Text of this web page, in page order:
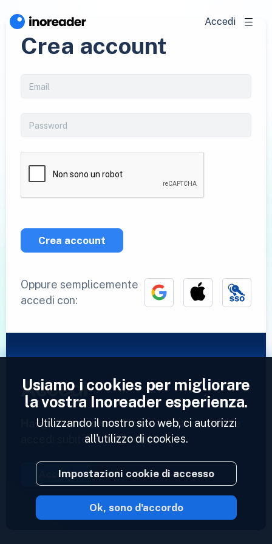
Accedi
Crea account
Crea account
Oppure semplicemente
accedi con:
Accedi
Hai già un account?Inserisci il tuo profilo e
accedi subito ai tuoi feed.
Accedi
2023 © Inoreader
Usiamo i cookies per migliorare
la vostra Inoreader esperienza.
Utilizzando il nostro sito web, ci autorizzi
all'utilizzo di cookies.
Impostazioni cookie di accesso
Ok, sono d'accordo